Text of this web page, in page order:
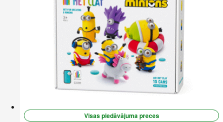
Visas piedāvājuma preces